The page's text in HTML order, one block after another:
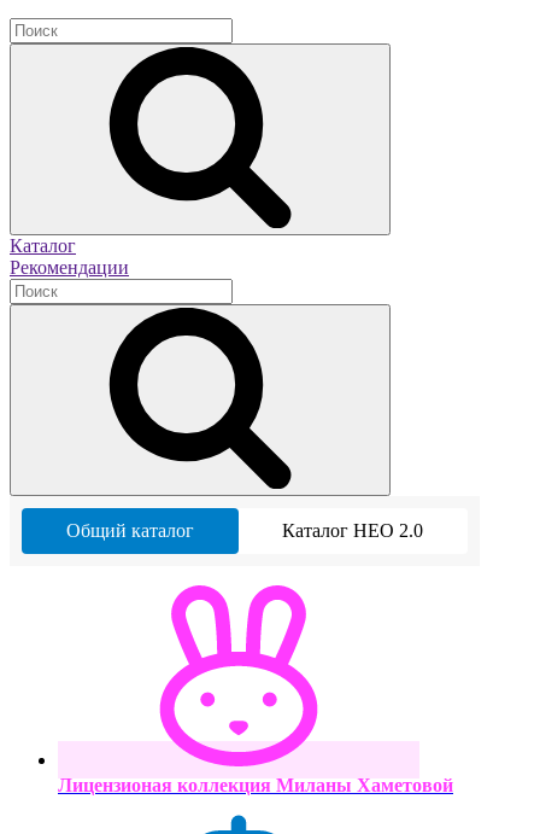
Каталог
Рекомендации
Общий каталог Каталог НЕО 2.0
Лицензионая коллекция Миланы Хаметовой